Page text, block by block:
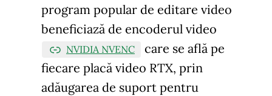
program popular de editare video
beneficiază de encoderul video
NVIDIA NVENC
care se află pe
fiecare placă video RTX, prin
adăugarea de suport pentru